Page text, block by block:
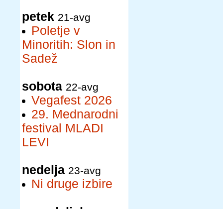
petek 21-avg
Poletje v
Minoritih: Slon in
Sadež
sobota 22-avg
Vegafest 2026
29. Mednarodni
festival MLADI
LEVI
nedelja 23-avg
Ni druge izbire